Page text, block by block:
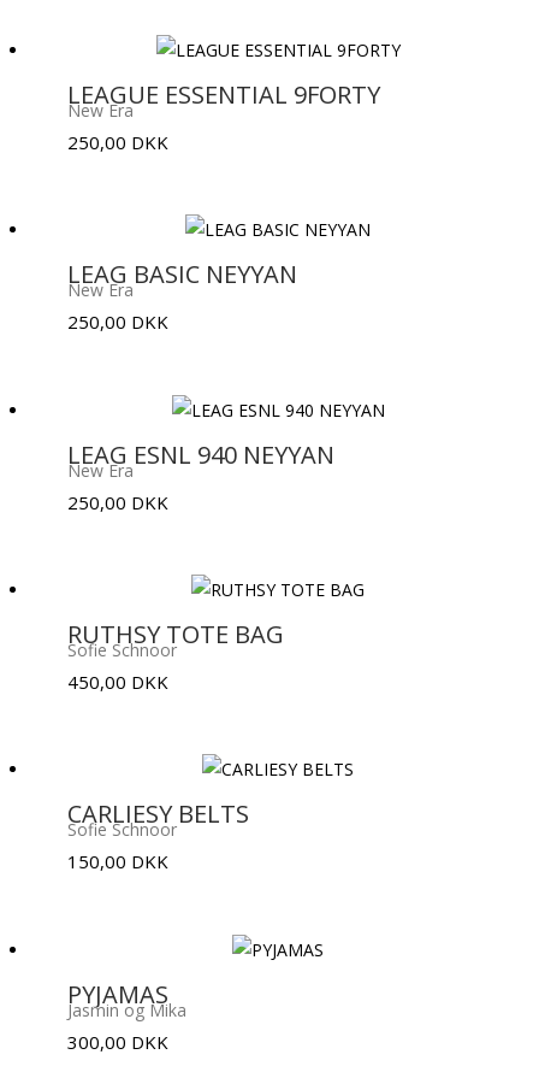
LEAGUE ESSENTIAL 9FORTY
New Era
250,00 DKK
LEAG BASIC NEYYAN
New Era
250,00 DKK
LEAG ESNL 940 NEYYAN
New Era
250,00 DKK
RUTHSY TOTE BAG
Sofie Schnoor
450,00 DKK
CARLIESY BELTS
Sofie Schnoor
150,00 DKK
PYJAMAS
Jasmin og Mika
300,00 DKK